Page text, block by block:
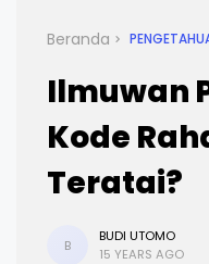
Beranda
Ilmuwan
Kode
Teratai?
B
BUDI UTOMO
15 YEARS AGO